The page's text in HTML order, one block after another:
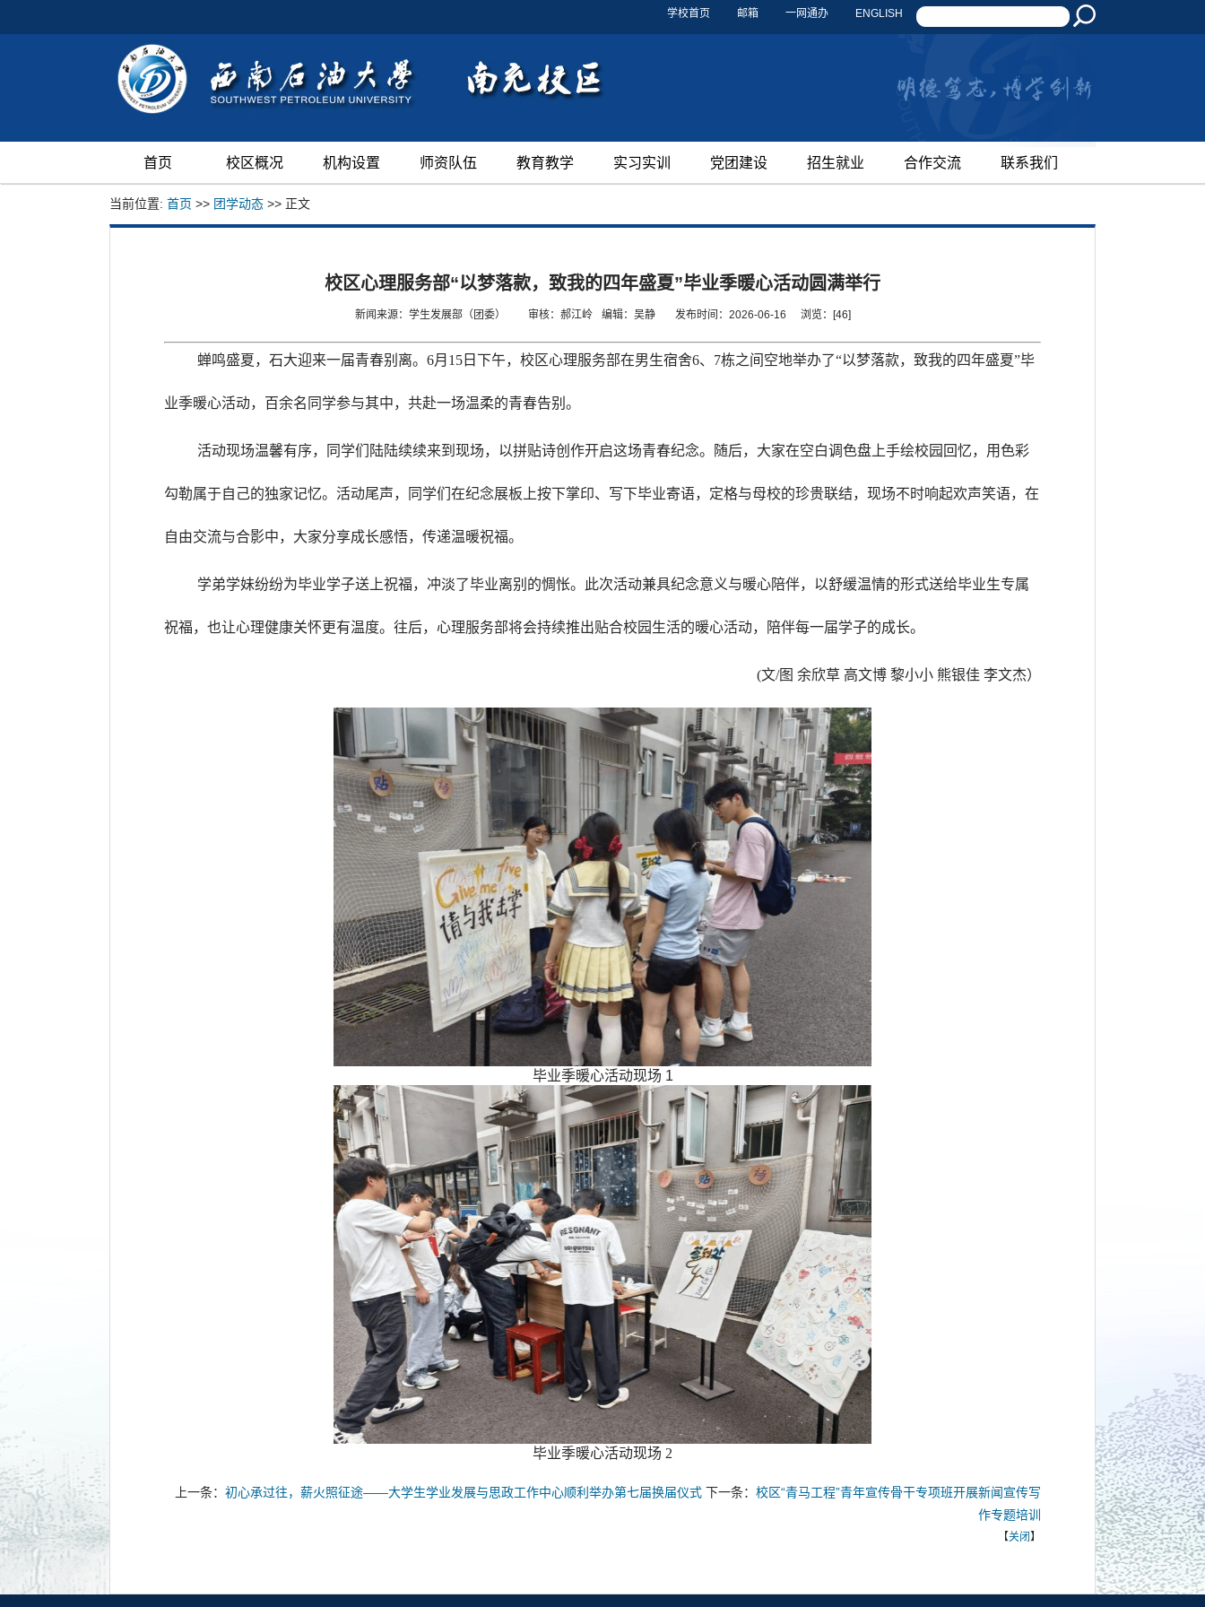
ENGLISH
一网通办
邮箱
学校首页
首页 校区概况 机构设置 师资队伍 教育教学 实习实训 党团建设 招生就业 合作交流 联系我们
当前位置: 首页 >> 团学动态 >> 正文
校区心理服务部“以梦落款，致我的四年盛夏”毕业季暖心活动圆满举行
新闻来源：学生发展部（团委） 审核：郝江岭 编辑：吴静 发布时间：2026-06-16 浏览：[46]
蝉鸣盛夏，石大迎来一届青春别离。6月15日下午，校区心理服务部在男生宿舍6、7栋之间空地举办了“以梦落款，致我的四年盛夏”毕
业季暖心活动，百余名同学参与其中，共赴一场温柔的青春告别。
活动现场温馨有序，同学们陆陆续续来到现场，以拼贴诗创作开启这场青春纪念。随后，大家在空白调色盘上手绘校园回忆，用色彩
勾勒属于自己的独家记忆。活动尾声，同学们在纪念展板上按下掌印、写下毕业寄语，定格与母校的珍贵联结，现场不时响起欢声笑语，在
自由交流与合影中，大家分享成长感悟，传递温暖祝福。
学弟学妹纷纷为毕业学子送上祝福，冲淡了毕业离别的惆怅。此次活动兼具纪念意义与暖心陪伴，以舒缓温情的形式送给毕业生专属
祝福，也让心理健康关怀更有温度。往后，心理服务部将会持续推出贴合校园生活的暖心活动，陪伴每一届学子的成长。
(文/图 余欣草 高文博 黎小小 熊银佳 李文杰）
毕业季暖心活动现场 1
毕业季暖心活动现场 2
上一条： 初心承过往，薪火照征途——大学生学业发展与思政工作中心顺利举办第七届换届仪式 下一条： 校区“青马工程”青年宣传骨干专项班开展新闻宣传写
作专题培训
【关闭】